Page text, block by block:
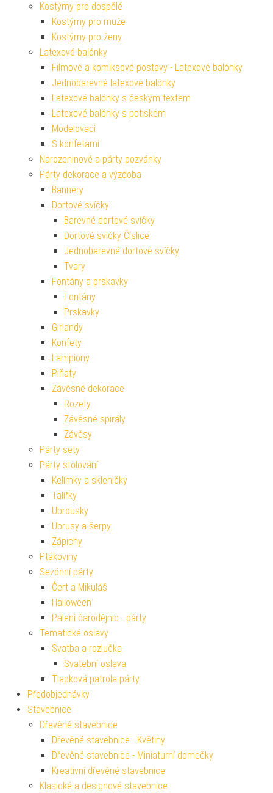
Kostýmy pro dospělé
Kostýmy pro muže
Kostýmy pro ženy
Latexové balónky
Filmové a komiksové postavy - Latexové balónky
Jednobarevné latexové balónky
Latexové balónky s českým textem
Latexové balónky s potiskem
Modelovací
S konfetami
Narozeninové a párty pozvánky
Párty dekorace a výzdoba
Bannery
Dortové svíčky
Barevné dortové svíčky
Dortové svíčky Číslice
Jednobarevné dortové svíčky
Tvary
Fontány a prskavky
Fontány
Prskavky
Girlandy
Konfety
Lampiony
Piňaty
Závěsné dekorace
Rozety
Závěsné spirály
Závěsy
Párty sety
Párty stolování
Kelímky a skleničky
Talířky
Ubrousky
Ubrusy a šerpy
Zápichy
Ptákoviny
Sezónní párty
Čert a Mikuláš
Halloween
Pálení čarodějnic - párty
Tematické oslavy
Svatba a rozlučka
Svatební oslava
Tlapková patrola párty
Předobjednávky
Stavebnice
Dřevěné stavebnice
Dřevěné stavebnice - Květiny
Dřevěné stavebnice - Miniaturní domečky
Kreativní dřevěné stavebnice
Klasické a designové stavebnice